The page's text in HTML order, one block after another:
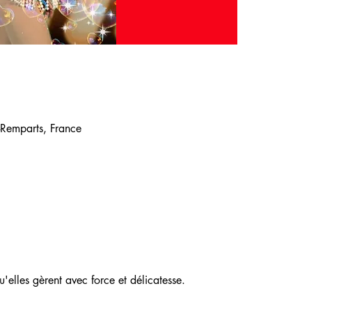
France
gèrent avec force et délicatesse.